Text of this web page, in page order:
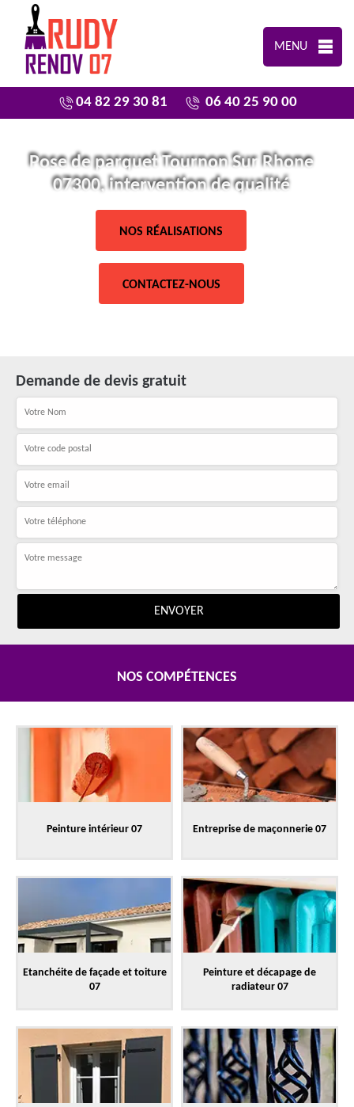
MENU
04 82 29 30 81 06 40 25 90 00
Pose de parquet Tournon Sur Rhone
07300, intervention de qualité
NOS RÉALISATIONS
CONTACTEZ-NOUS
Demande de devis gratuit
NOS COMPÉTENCES
Peinture intérieur 07 Entreprise de maçonnerie 07
Etanchéite de façade et toiture
07
Peinture et décapage de
radiateur 07